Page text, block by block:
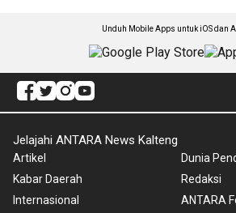
Unduh Mobile Apps untuk iOS dan
Jelajahi ANTARA News Kalteng
Artikel
Kabar Daerah
Internasional
Dunia
Redaksi
ANTARA